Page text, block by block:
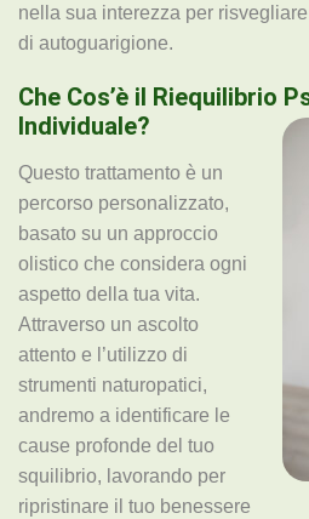
nella sua interezza per
di autoguarigione.
Che Cos’è il Riequilibrio
Individuale?
Questo trattamento è un
percorso personalizzato,
basato su un approccio
olistico che considera ogni
aspetto della tua vita.
Attraverso un ascolto
attento e l’utilizzo di
strumenti naturopatici,
andremo a identificare le
cause profonde del tuo
squilibrio, lavorando per
ripristinare il tuo benessere